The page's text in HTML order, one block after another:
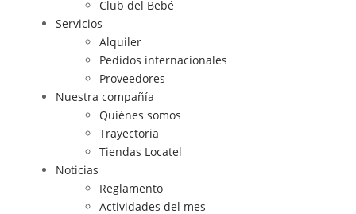
Club del Bebé
Servicios
Alquiler
Pedidos internacionales
Proveedores
Nuestra compañía
Quiénes somos
Trayectoria
Tiendas Locatel
Noticias
Reglamento
Actividades del mes